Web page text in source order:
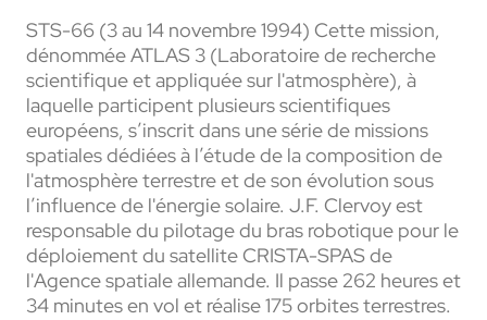
STS-66 (3 au 14 novembre 1994) Cette mission,
dénommée ATLAS 3 (Laboratoire de recherche
scientifique et appliquée sur l'atmosphère), à
laquelle participent plusieurs scientifiques
européens, s’inscrit dans une série de missions
spatiales dédiées à l’étude de la composition de
l'atmosphère terrestre et de son évolution sous
l’influence de l'énergie solaire. J.F. Clervoy est
responsable du pilotage du bras robotique pour le
déploiement du satellite CRISTA-SPAS de
l'Agence spatiale allemande. Il passe 262 heures et
34 minutes en vol et réalise 175 orbites terrestres.